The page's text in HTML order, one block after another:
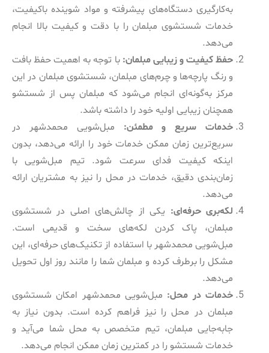
به‌کارگیری دستگاه‌های پیشرفته و مواد شوینده باکیفیت،
خدمات شستشوی مبلمان را با دقت و کیفیت بالا انجام
می‌دهد.
حفظ کیفیت و زیبایی مبلمان: با توجه به اهمیت حفظ بافت
و رنگ پارچه‌ها و چرم‌های مبلمان، شستشوی مبلمان در این
مرکز به‌گونه‌ای انجام می‌شود که مبلمان پس از شستشو
همچنان زیبایی اولیه خود را داشته باشد.
خدمات سریع و مطمئن: مبل‌شویی محمدشهر در
سریع‌ترین زمان ممکن خدمات خود را ارائه می‌دهد، بدون
اینکه کیفیت فدای سرعت شود. تیم مبل‌شویی با
زمان‌بندی دقیق، خدمات در محل را نیز به مشتریان ارائه
می‌دهد.
لکه‌بری حرفه‌ای: یکی از چالش‌های اصلی در شستشوی
مبلمان، پاک کردن لکه‌های سخت و قدیمی است.
مبل‌شویی محمدشهر با استفاده از تکنیک‌های حرفه‌ای، این
مشکل را برطرف کرده و مبلمان شما را مانند روز اول تحویل
می‌دهد.
خدمات در محل: مبل‌شویی محمدشهر امکان شستشوی
مبلمان در محل را نیز فراهم کرده است. بدون نیاز به
جابه‌جایی مبلمان، تیم متخصص به محل شما می‌آید و
خدمات شستشو را در کمترین زمان ممکن انجام می‌دهد.